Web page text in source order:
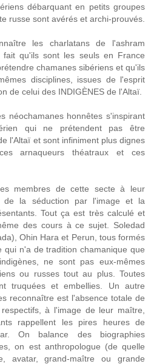
débarquant en petits groupes
russe sont avérés et archi-prouvés.
les charlatans de l'ashram
fait qu'ils sont les seuls en France
chamanes sibériens et qu'ils
disciplines, issues de l'esprit
de celui des INDIGÈNES de l'Altaï.
néochamanes honnêtes s'inspirant
qui ne prétendent pas être
l'Altaï et sont infiniment plus dignes
arnaqueurs théatraux et ces
membres de cette secte à leur
de la séduction par l'image et la
Tout ça est très calculé et
des cours à ce sujet. Soledad
Ohin Hara et Perun, tous formés
qui n'a de tradition chamanique que
ne sont pas eux-mêmes
ou russes tout au plus. Toutes
truquées et embellies. Un autre
reconnaître est l'absence totale de
à l'image de leur maître,
rappellent les pires heures de
On balance des biographies
on est anthropologue (de quelle
avatar, grand-maître ou grande